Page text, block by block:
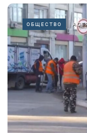
ОБЩЕСТВО